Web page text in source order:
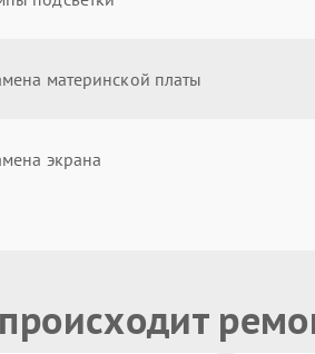
материнской платы
экрана
охлаждения